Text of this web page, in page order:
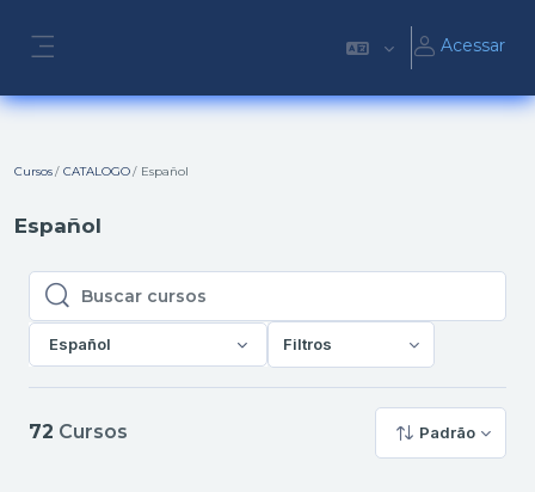
Acessar
Cursos CATALOGO Español
Español
Buscar cursos
Buscar cursos
Español Filtros
72 Cursos Padrão